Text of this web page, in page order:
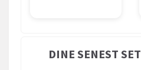
DINE SENEST